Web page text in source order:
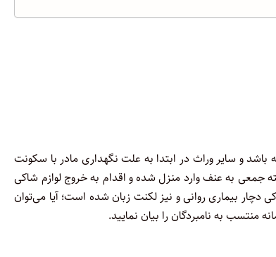
و سایر وراث در ابتدا به علت نگهداری مادر با سکونت
به عنف وارد منزل شده و اقدام به خروج لوازم شاکی
دچار بیماری روانی و نیز لکنت زبان شده است؛ آیا می‌توان
منتسب به نامبردگان را بیان نمایید.